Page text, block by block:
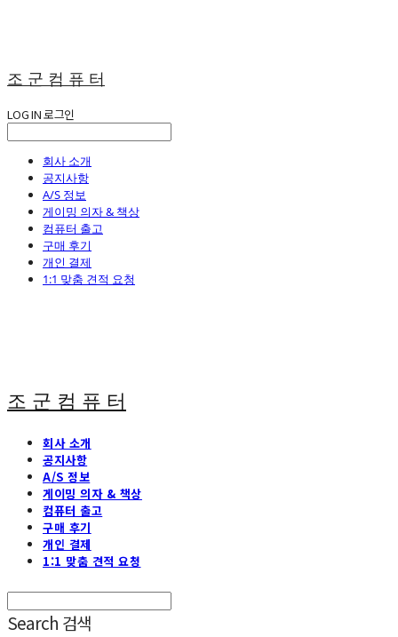
조 군 컴 퓨 터
LOG IN로그인
회사 소개
공지사항
A/S 정보
게이밍 의자 & 책상
컴퓨터 출고
구매 후기
개인 결제
1:1 맞춤 견적 요청
조 군 컴 퓨 터
회사 소개
공지사항
A/S 정보
게이밍 의자 & 책상
컴퓨터 출고
구매 후기
개인 결제
1:1 맞춤 견적 요청
Search 검색